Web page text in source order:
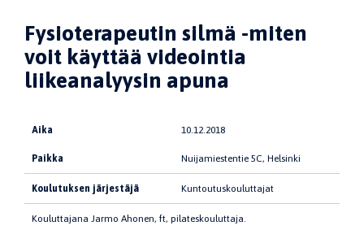
Fysioterapeutin silmä -miten
voit käyttää videointia
liikeanalyysin apuna
Aika 10.12.2018
Paikka Nuijamiestentie 5C, Helsinki
Koulutuksen järjestäjä Kuntoutuskouluttajat
Kouluttajana Jarmo Ahonen, ft, pilateskouluttaja.